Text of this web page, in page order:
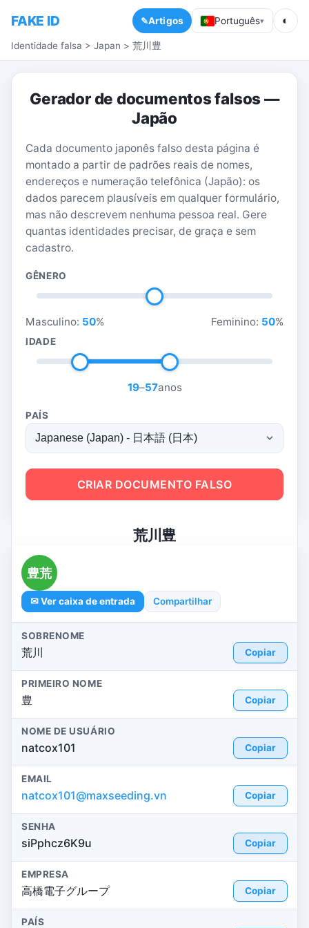
FAKE ID Artigos Português▾ ◐
Identidade falsa > Japan > 荒川豊
Gerador de documentos falsos —
Japão
Cada documento japonês falso desta página é
montado a partir de padrões reais de nomes,
endereços e numeração telefônica (Japão): os
dados parecem plausíveis em qualquer formulário,
mas não descrevem nenhuma pessoa real. Gere
quantas identidades precisar, de graça e sem
cadastro.
GÊNERO
Masculino: 50% Feminino: 50%
IDADE
19–57anos
PAÍS
CRIAR DOCUMENTO FALSO
荒川豊
豊荒
✉ Ver caixa de entrada Compartilhar
SOBRENOME
荒川 Copiar
PRIMEIRO NOME
豊 Copiar
NOME DE USUÁRIO
natcox101 Copiar
EMAIL
natcox101@maxseeding.vn Copiar
SENHA
siPphcz6K9u Copiar
EMPRESA
高橋電子グループ Copiar
PAÍS